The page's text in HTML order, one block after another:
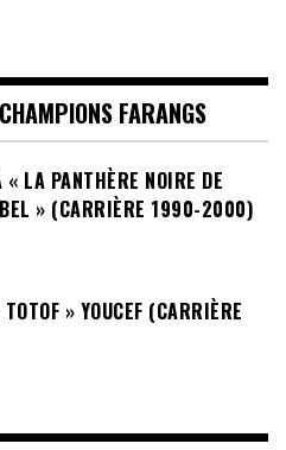
FARANGS
« LA PANTHÈRE NOIRE DE
» (CARRIÈRE 1990-2000)
» YOUCEF (CARRIÈRE